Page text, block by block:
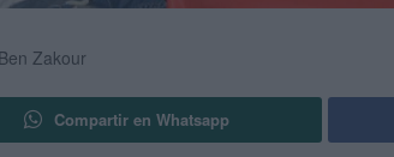
Zakour
Compartir en Whatsapp